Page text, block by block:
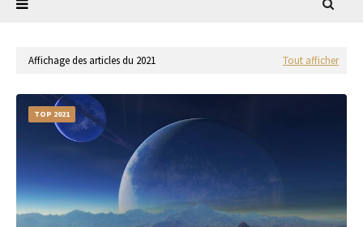
Affichage des articles du 2021 Tout afficher
TOP 2021